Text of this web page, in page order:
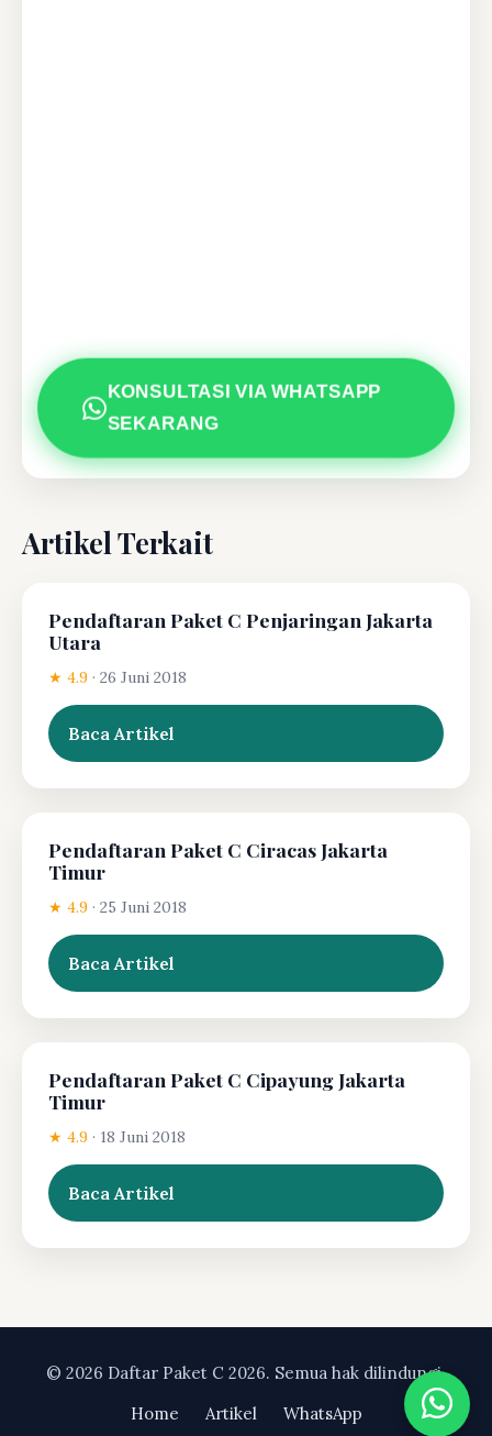
KONSULTASI VIA WHATSAPP
SEKARANG
Artikel Terkait
Pendaftaran Paket C Penjaringan Jakarta
Utara
★ 4.9 · 26 Juni 2018
Baca Artikel
Pendaftaran Paket C Ciracas Jakarta
Timur
★ 4.9 · 25 Juni 2018
Baca Artikel
Pendaftaran Paket C Cipayung Jakarta
Timur
★ 4.9 · 18 Juni 2018
Baca Artikel
© 2026 Daftar Paket C 2026. Semua hak dilindungi.
Home
Artikel WhatsApp